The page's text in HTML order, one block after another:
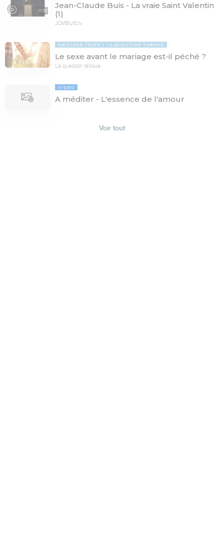
11:01
Jean-Claude Buis - La vraie Saint Valentin
(1)
JCMBUIS.tv
MESSAGE TEXTE LA QUESTION TABOUE
Le sexe avant le mariage est-il péché ?
La question taboue
VIDÉO
A méditer - L'essence de l'amour
Voir tout